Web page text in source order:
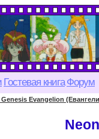
Гостевая книга Форум
Genesis Evangelion